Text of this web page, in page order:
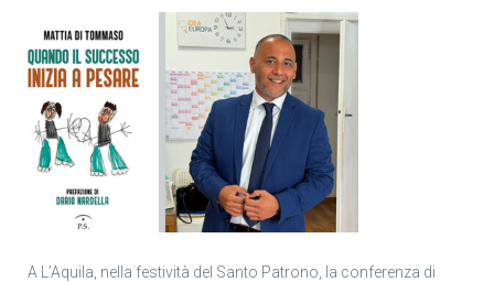
A L’Aquila, nella festività del Santo Patrono, la conferenza di